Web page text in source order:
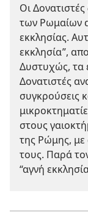
Οι
των Ρωμαίων
εκκλησίας.
εκκλησία”,
Δυστυχώς, τα
Δονατιστές
συγκρούσεις
στους
της Ρώμης, με
τους. Παρά
“αγνή